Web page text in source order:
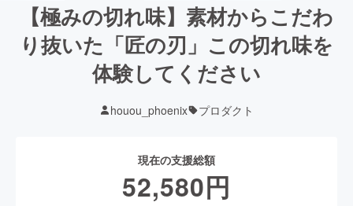
【極みの切れ味】素材からこだわ
り抜いた「匠の刃」この切れ味を
体験してください
houou_phoenix プロダクト
現在の支援総額
52,580円